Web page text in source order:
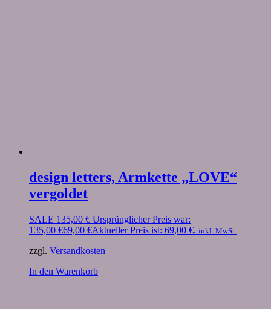
design letters, Armkette „LOVE“
vergoldet
SALE 135,00€ Ursprünglicher Preis war:
135,00 €69,00 €Aktueller Preis ist: 69,00 €. inkl. MwSt.
zzgl. Versandkosten
In den Warenkorb